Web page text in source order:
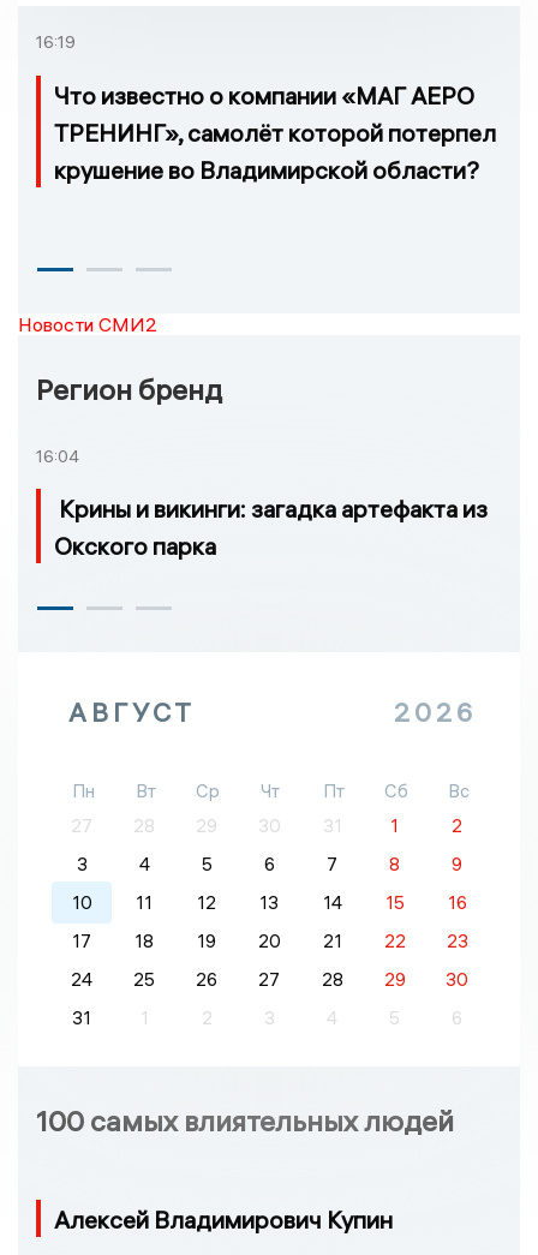
16:19
Что известно о компании «МАГ АЕРО
ТРЕНИНГ», самолёт которой потерпел
крушение во Владимирской области?
Новости СМИ2
Регион бренд
16:04
Крины и викинги: загадка артефакта из
Окского парка
АВГУСТ 2026
Пн Вт Ср Чт Пт Сб
Вс
27
28 29 30 31 1
2
3
4 5 6 7 8
9
10
11 12 13 14 15
16
17
18 19 20 21 22
23
24
25 26 27 28 29
30
31
1 2 3 4 5 6
100 самых влиятельных людей
Алексей Владимирович Купин